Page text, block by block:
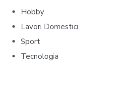
S
i
d
Hobby
Lavori Domestici
Sport
Tecnologia